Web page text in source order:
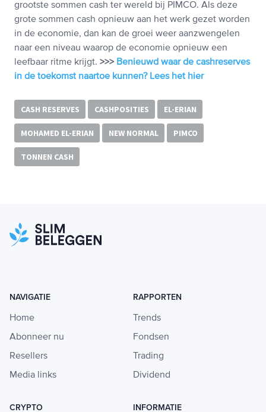
grootste sommen cash ter wereld bij PIMCO. Als deze
grote sommen cash opnieuw aan het werk gezet worden
in de economie, dan kan de groei weer aanzwengelen
naar een niveau waarop de economie opnieuw een
leefbaar ritme krijgt. >>> Benieuwd waar de cashreserves
in de toekomst naartoe kunnen? Lees het hier
CASH RESERVES CASHPOSITIES EL-ERIAN
MOHAMED EL-ERIAN NEW NORMAL PIMCO
TONNEN CASH
NAVIGATIE
Home
Abonneer nu
Resellers
Media links
RAPPORTEN
Trends
Fondsen
Trading
Dividend
CRYPTO INFORMATIE